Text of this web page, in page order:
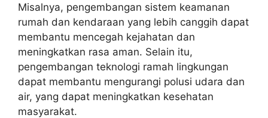
Misalnya, pengembangan sistem keamanan
rumah dan kendaraan yang lebih canggih dapat
membantu mencegah kejahatan dan
meningkatkan rasa aman. Selain itu,
pengembangan teknologi ramah lingkungan
dapat membantu mengurangi polusi udara dan
air, yang dapat meningkatkan kesehatan
masyarakat.